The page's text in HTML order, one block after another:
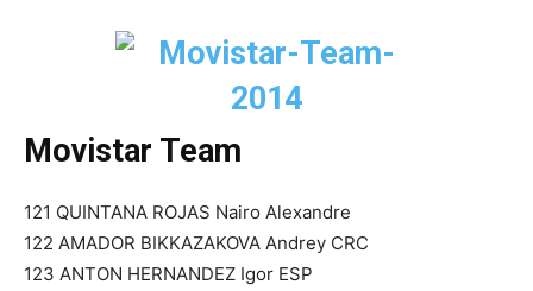
Movistar Team
121 QUINTANA ROJAS Nairo Alexandre
122 AMADOR BIKKAZAKOVA Andrey CRC
123 ANTON HERNANDEZ Igor ESP